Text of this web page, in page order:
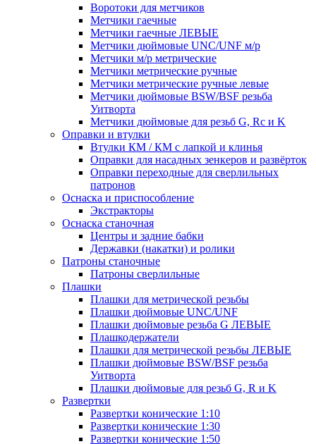
Воротоки для метчиков
Метчики гаечные
Метчики гаечные ЛЕВЫЕ
Метчики дюймовые UNC/UNF м/р
Метчики м/р метрические
Метчики метрические ручные
Метчики метрические ручные левые
Метчики дюймовые BSW/BSF резьба
Уитворта
Метчики дюймовые для резьб G, Rc и K
Оправки и втулки
Втулки КМ / КМ с лапкой и клинья
Оправки для насадных зенкеров и развёрток
Оправки переходные для сверлильных
патронов
Оснаска и приспособление
Экстракторы
Оснаска станочная
Центры и задние бабки
Державки (накатки) и ролики
Патроны станочные
Патроны сверлильные
Плашки
Плашки для метрической резьбы
Плашки дюймовые UNC/UNF
Плашки дюймовые резьба G ЛЕВЫЕ
Плашкодержатели
Плашки для метрической резьбы ЛЕВЫЕ
Плашки дюймовые BSW/BSF резьба
Уитворта
Плашки дюймовые для резьб G, R и K
Развертки
Развертки конические 1:10
Развертки конические 1:30
Развертки конические 1:50